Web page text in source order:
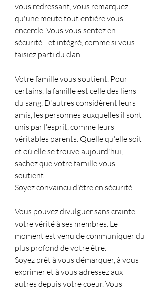
vous redressant, vous remarquez
qu'une meute tout entière vous
encercle. Vous vous sentez en
sécurité... et intégré, comme si vous
faisiez parti du clan.
Votre famille vous soutient. Pour
certains, la famille est celle des liens
du sang. D'autres considèrent leurs
amis, les personnes auxquelles il sont
unis par l'esprit, comme leurs
véritables parents. Quelle qu'elle soit
et où elle se trouve aujourd'hui,
sachez que votre famille vous
soutient.
Soyez convaincu d'être en sécurité.
Vous pouvez divulguer sans crainte
votre vérité à ses membres. Le
moment est venu de communiquer du
plus profond de votre être.
Soyez prêt à vous démarquer, à vous
exprimer et à vous adressez aux
autres depuis votre coeur. Vous